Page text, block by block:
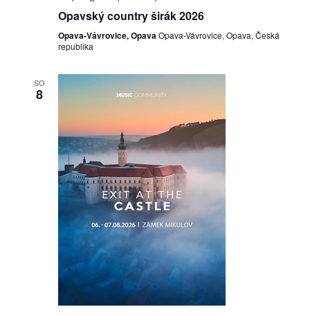
Opavský country širák 2026
Opava-Vávrovice, OpavaOpava-Vávrovice, Opava, Česká
republika
SO
8